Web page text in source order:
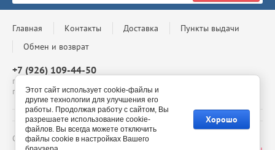
Главная Контакты Доставка
Пункты выдачи
Обмен и возврат
+7 (926) 109-44-50
г. Москва, Проспект Андропова, д. 8, ТЦ Мегаполис, 4 этаж,
павильон 4-69, с 10:00 до 20:00
Copyright © - 2026 BelmilStore - официальный сайт
Этот сайт использует cookie-файлы и
другие технологии для улучшения его
работы. Продолжая работу с сайтом, Вы
разрешаете использование cookie-
файлов. Вы всегда можете отключить
файлы cookie в настройках Вашего
Хорошо